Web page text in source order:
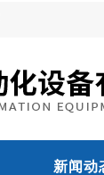
新闻动